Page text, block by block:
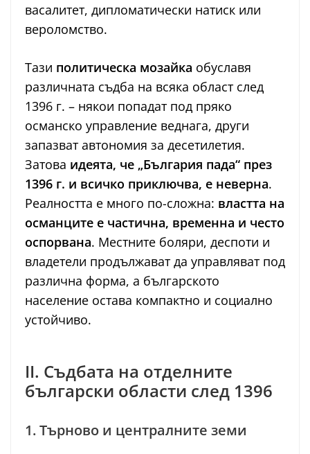
васалитет, дипломатически натиск или
вероломство.
Тази политическа мозайка обуславя
различната съдба на всяка област след
1396 г. – някои попадат под пряко
османско управление веднага, други
запазват автономия за десетилетия.
Затова идеята, че „България пада“ през
1396 г. и всичко приключва, е неверна.
Реалността е много по-сложна: властта на
османците е частична, временна и често
оспорвана. Местните боляри, деспоти и
владетели продължават да управляват под
различна форма, а българското
население остава компактно и социално
устойчиво.
II. Съдбата на отделните
български области след 1396
1. Търново и централните земи